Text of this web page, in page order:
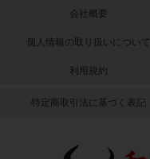
会社概要
個人情報の取り扱いについて
利用規約
特定商取引法に基づく表記